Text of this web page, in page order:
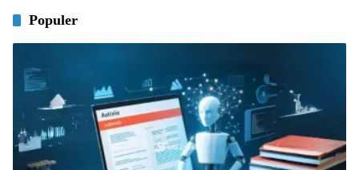
Populer